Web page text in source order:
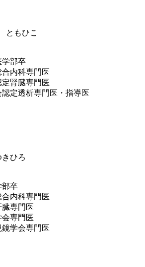
ともひこ
学部卒
合内科専門医
定腎臓専門医
認定透析専門医・指導医
きひろ
部卒
合内科専門医
臓専門医
会専門医
鏡学会専門医